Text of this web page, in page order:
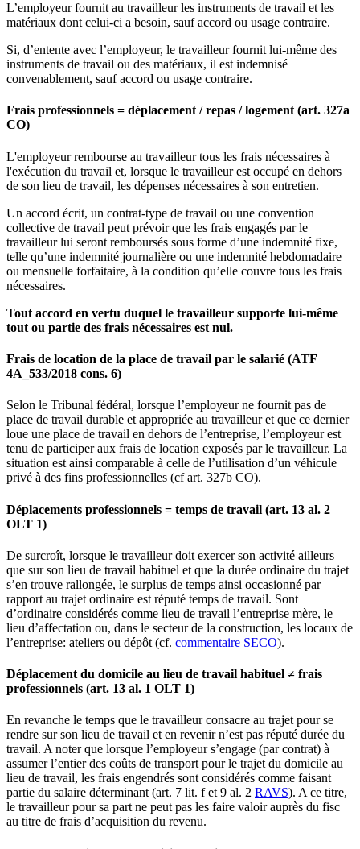
L’employeur fournit au travailleur les instruments de travail et les
matériaux dont celui-ci a besoin, sauf accord ou usage contraire.
Si, d’entente avec l’employeur, le travailleur fournit lui-même des
instruments de travail ou des matériaux, il est indemnisé
convenablement, sauf accord ou usage contraire.
Frais professionnels = déplacement / repas / logement (art. 327a
CO)
L'employeur rembourse au travailleur tous les frais nécessaires à
l'exécution du travail et, lorsque le travailleur est occupé en dehors
de son lieu de travail, les dépenses nécessaires à son entretien.
Un accord écrit, un contrat-type de travail ou une convention
collective de travail peut prévoir que les frais engagés par le
travailleur lui seront remboursés sous forme d’une indemnité fixe,
telle qu’une indemnité journalière ou une indemnité hebdomadaire
ou mensuelle forfaitaire, à la condition qu’elle couvre tous les frais
nécessaires.
Tout accord en vertu duquel le travailleur supporte lui-même
tout ou partie des frais nécessaires est nul.
Frais de location de la place de travail par le salarié (ATF
4A_533/2018 cons. 6)
Selon le Tribunal fédéral, lorsque l’employeur ne fournit pas de
place de travail durable et appropriée au travailleur et que ce dernier
loue une place de travail en dehors de l’entreprise, l’employeur est
tenu de participer aux frais de location exposés par le travailleur. La
situation est ainsi comparable à celle de l’utilisation d’un véhicule
privé à des fins professionnelles (cf art. 327b CO).
Déplacements professionnels = temps de travail (art. 13 al. 2
OLT 1)
De surcroît, lorsque le travailleur doit exercer son activité ailleurs
que sur son lieu de travail habituel et que la durée ordinaire du trajet
s’en trouve rallongée, le surplus de temps ainsi occasionné par
rapport au trajet ordinaire est réputé temps de travail. Sont
d’ordinaire considérés comme lieu de travail l’entreprise mère, le
lieu d’affectation ou, dans le secteur de la construction, les locaux de
l’entreprise: ateliers ou dépôt (cf. commentaire SECO).
Déplacement du domicile au lieu de travail habituel ≠ frais
professionnels (art. 13 al. 1 OLT 1)
En revanche le temps que le travailleur consacre au trajet pour se
rendre sur son lieu de travail et en revenir n’est pas réputé durée du
travail. A noter que lorsque l’employeur s’engage (par contrat) à
assumer l’entier des coûts de transport pour le trajet du domicile au
lieu de travail, les frais engendrés sont considérés comme faisant
partie du salaire déterminant (art. 7 lit. f et 9 al. 2 RAVS). A ce titre,
le travailleur pour sa part ne peut pas les faire valoir auprès du fisc
au titre de frais d’acquisition du revenu.